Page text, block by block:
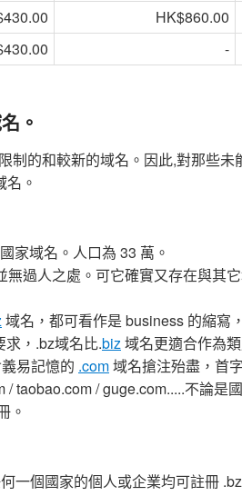
HK$860.00
-
。
制的和較新的域名。因此,對那些
。
家域名。人口為 33 萬。
過人之處。可它確實又存在與其
域名，都可看作是 business 的縮寫
，.bz域名比.biz域名更適合作為
易記憶的 .com域名搶注殆盡，首
taobao.com / guge.com.....不論是
。
一個國家的個人或企業均可註冊